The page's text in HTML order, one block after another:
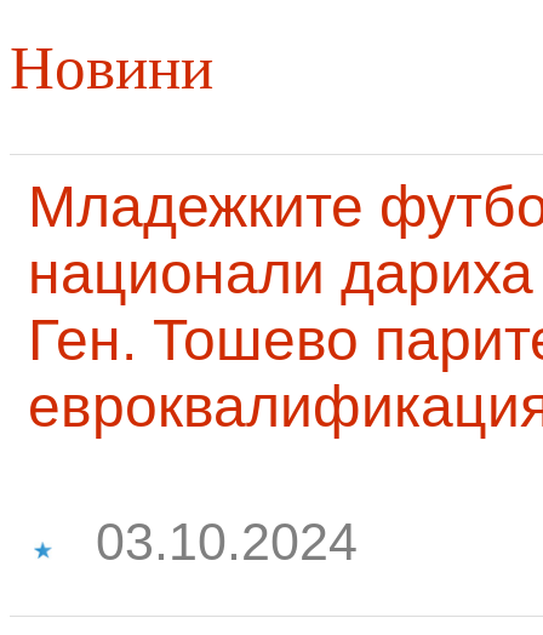
Новини
Младежките
национали
Ген. Тошево
03.10.2024